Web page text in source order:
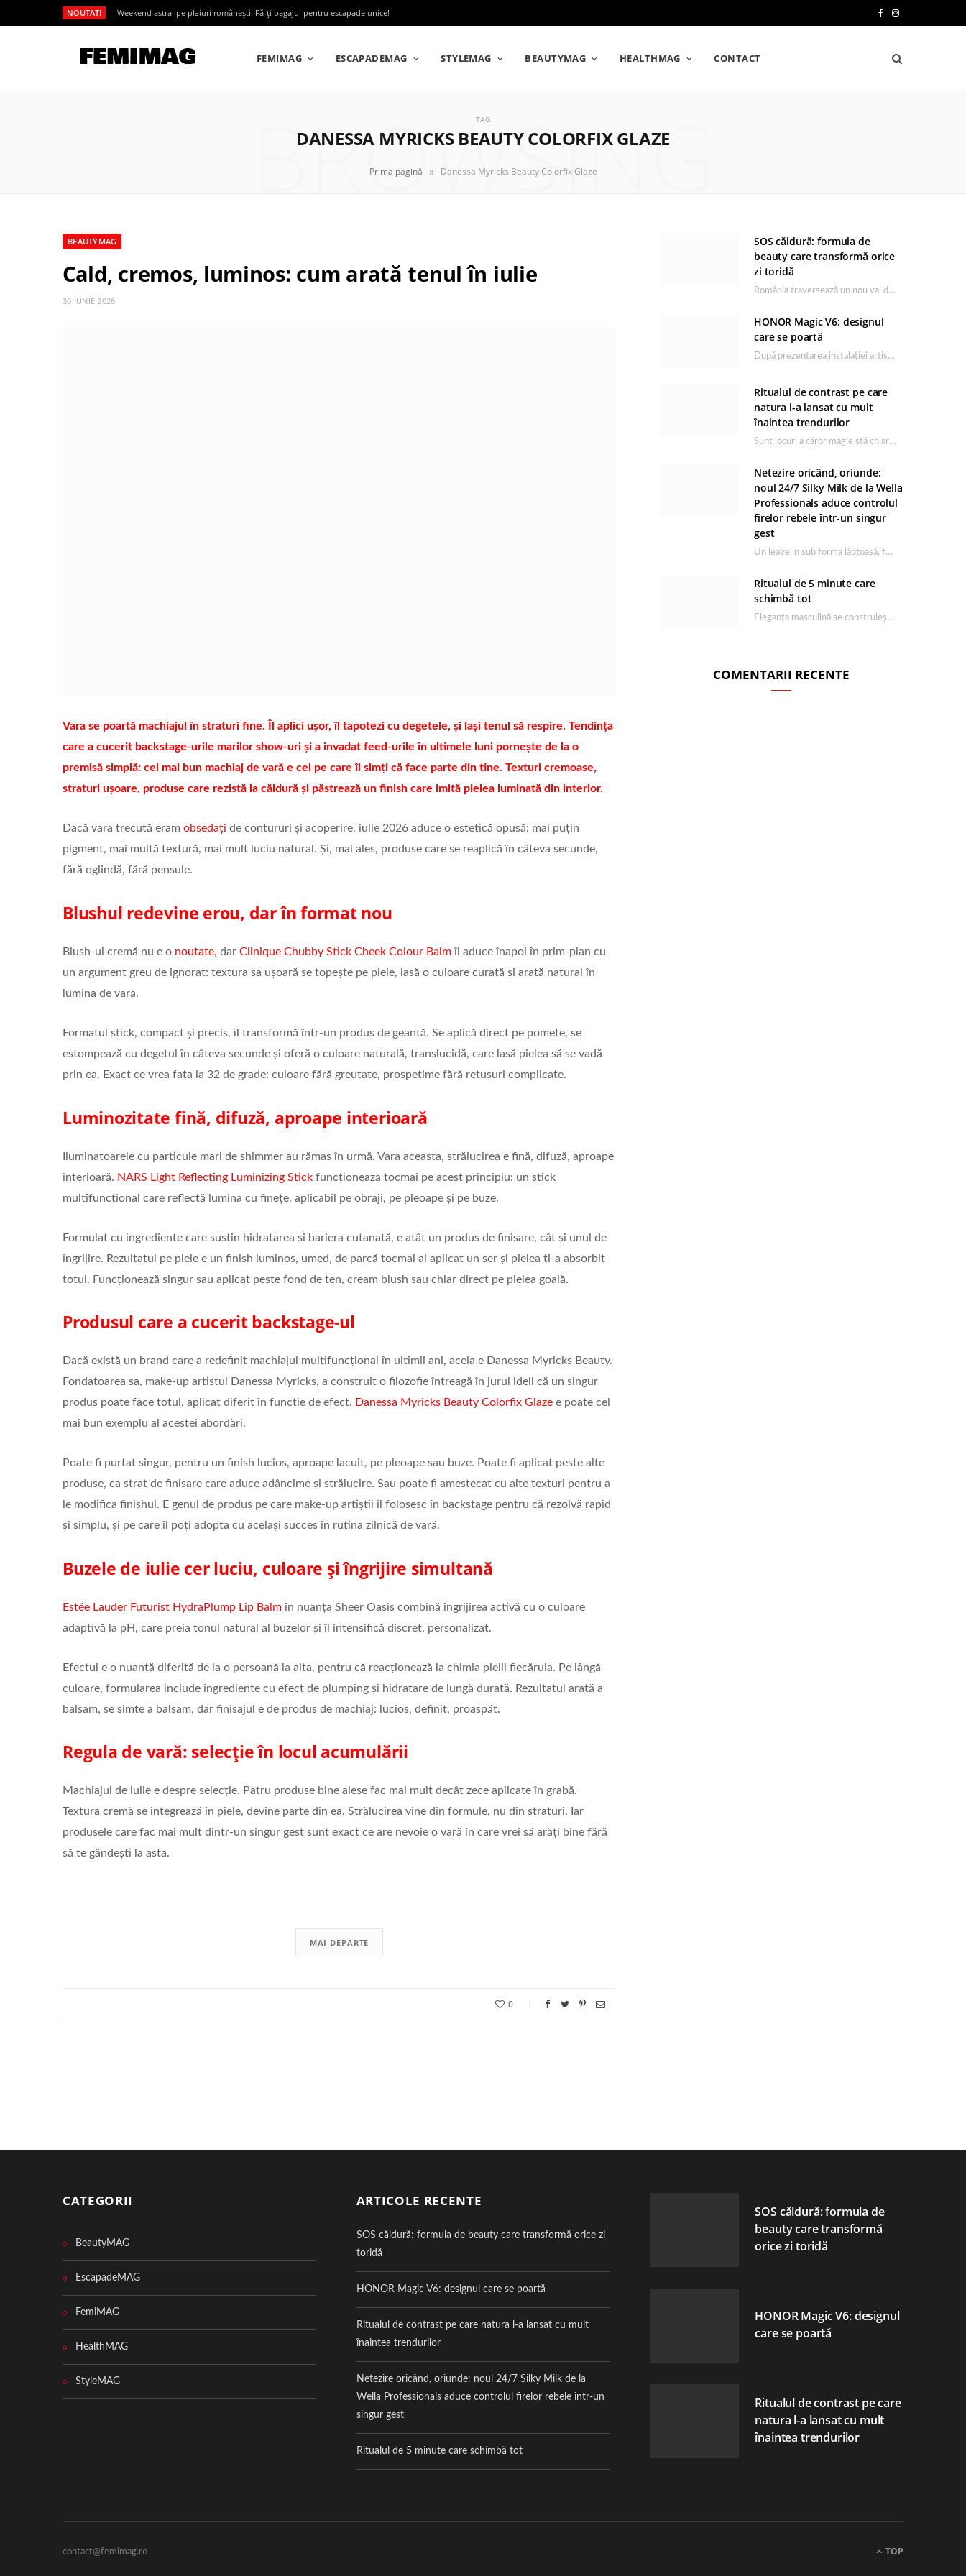
NOUTATI Weekend astral pe plaiuri românești. Fă-ți bagajul pentru escapade unice!
e
I
s
t
FEMIMAG ESCAPADEMAG STYLEMAG BEAUTYMAG HEALTHMAG CONTACT
TAG
DANESSA MYRICKS BEAUTY COLORFIX GLAZE
BROWSING
Prima pagină » Danessa Myricks Beauty Colorfix Glaze
BEAUTYMAG
Cald, cremos, luminos: cum arată tenul în iulie
30 IUNIE 2026
Vara se poartă machiajul în straturi fine. Îl aplici ușor, îl tapotezi cu degetele, și lași tenul să respire. Tendința
care a cucerit backstage-urile marilor show-uri și a invadat feed-urile în ultimele luni pornește de la o
premisă simplă: cel mai bun machiaj de vară e cel pe care îl simți că face parte din tine. Texturi cremoase,
straturi ușoare, produse care rezistă la căldură și păstrează un finish care imită pielea luminată din interior.
Dacă vara trecută eram obsedați de contururi și acoperire, iulie 2026 aduce o estetică opusă: mai puțin
pigment, mai multă textură, mai mult luciu natural. Și, mai ales, produse care se reaplică în câteva secunde,
fără oglindă, fără pensule.
Blushul redevine erou, dar în format nou
Blush-ul cremă nu e o noutate, dar Clinique Chubby Stick Cheek Colour Balm îl aduce înapoi în prim-plan cu
un argument greu de ignorat: textura sa ușoară se topește pe piele, lasă o culoare curată și arată natural în
lumina de vară.
Formatul stick, compact și precis, îl transformă într-un produs de geantă. Se aplică direct pe pomete, se
estompează cu degetul în câteva secunde și oferă o culoare naturală, translucidă, care lasă pielea să se vadă
prin ea. Exact ce vrea fața la 32 de grade: culoare fără greutate, prospețime fără retușuri complicate.
Luminozitate fină, difuză, aproape interioară
Iluminatoarele cu particule mari de shimmer au rămas în urmă. Vara aceasta, strălucirea e fină, difuză, aproape
interioară. NARS Light Reflecting Luminizing Stick funcționează tocmai pe acest principiu: un stick
multifuncțional care reflectă lumina cu finețe, aplicabil pe obraji, pe pleoape și pe buze.
Formulat cu ingrediente care susțin hidratarea și bariera cutanată, e atât un produs de finisare, cât și unul de
îngrijire. Rezultatul pe piele e un finish luminos, umed, de parcă tocmai ai aplicat un ser și pielea ți-a absorbit
totul. Funcționează singur sau aplicat peste fond de ten, cream blush sau chiar direct pe pielea goală.
Produsul care a cucerit backstage-ul
Dacă există un brand care a redefinit machiajul multifuncțional în ultimii ani, acela e Danessa Myricks Beauty.
Fondatoarea sa, make-up artistul Danessa Myricks, a construit o filozofie întreagă în jurul ideii că un singur
produs poate face totul, aplicat diferit în funcție de efect. Danessa Myricks Beauty Colorfix Glaze e poate cel
mai bun exemplu al acestei abordări.
Poate fi purtat singur, pentru un finish lucios, aproape lacuit, pe pleoape sau buze. Poate fi aplicat peste alte
produse, ca strat de finisare care aduce adâncime și strălucire. Sau poate fi amestecat cu alte texturi pentru a
le modifica finishul. E genul de produs pe care make-up artiștii îl folosesc în backstage pentru că rezolvă rapid
și simplu, și pe care îl poți adopta cu același succes în rutina zilnică de vară.
Buzele de iulie cer luciu, culoare și îngrijire simultană
Estée Lauder Futurist HydraPlump Lip Balm în nuanța Sheer Oasis combină îngrijirea activă cu o culoare
adaptivă la pH, care preia tonul natural al buzelor și îl intensifică discret, personalizat.
Efectul e o nuanță diferită de la o persoană la alta, pentru că reacționează la chimia pielii fiecăruia. Pe lângă
culoare, formularea include ingrediente cu efect de plumping și hidratare de lungă durată. Rezultatul arată a
balsam, se simte a balsam, dar finisajul e de produs de machiaj: lucios, definit, proaspăt.
Regula de vară: selecție în locul acumulării
Machiajul de iulie e despre selecție. Patru produse bine alese fac mai mult decât zece aplicate în grabă.
Textura cremă se integrează în piele, devine parte din ea. Strălucirea vine din formule, nu din straturi. Iar
produsele care fac mai mult dintr-un singur gest sunt exact ce are nevoie o vară în care vrei să arăți bine fără
să te gândești la asta.
MAI DEPARTE
0
SOS căldură: formula de
beauty care transformă orice
zi toridă
România traversează un nou val de căldură, iar rutina de îngrijire capătă un rol esențial…
HONOR Magic V6: designul
care se poartă
După prezentarea instalației artistice semnată de Catrinel Săbăciag în cadrul evenimentului de lansare HONOR Magic…
Ritualul de contrast pe care
natura l-a lansat cu mult
înaintea trendurilor
Sunt locuri a căror magie stă chiar în firea lor naturală, iar Lacul Ursu din…
Netezire oricând, oriunde:
noul 24/7 Silky Milk de la Wella
Professionals aduce controlul
firelor rebele într-un singur
gest
Un leave in sub forma lăptoasă, fără clătire care completează rutina Ultimate Smooth și transformă…
Ritualul de 5 minute care
schimbă tot
Eleganța masculină se construiește dimineața, în câteva minute și cu produsele potrivite. O rutină de…
COMENTARII RECENTE
CATEGORII
BeautyMAG
EscapadeMAG
FemiMAG
HealthMAG
StyleMAG
ARTICOLE RECENTE
SOS căldură: formula de beauty care transformă orice zi
toridă
HONOR Magic V6: designul care se poartă
Ritualul de contrast pe care natura l-a lansat cu mult
înaintea trendurilor
Netezire oricând, oriunde: noul 24/7 Silky Milk de la
Wella Professionals aduce controlul firelor rebele într-un
singur gest
Ritualul de 5 minute care schimbă tot
SOS căldură: formula de
beauty care transformă
orice zi toridă
HONOR Magic V6: designul
care se poartă
Ritualul de contrast pe care
natura l-a lansat cu mult
înaintea trendurilor
contact@femimag.ro TOP